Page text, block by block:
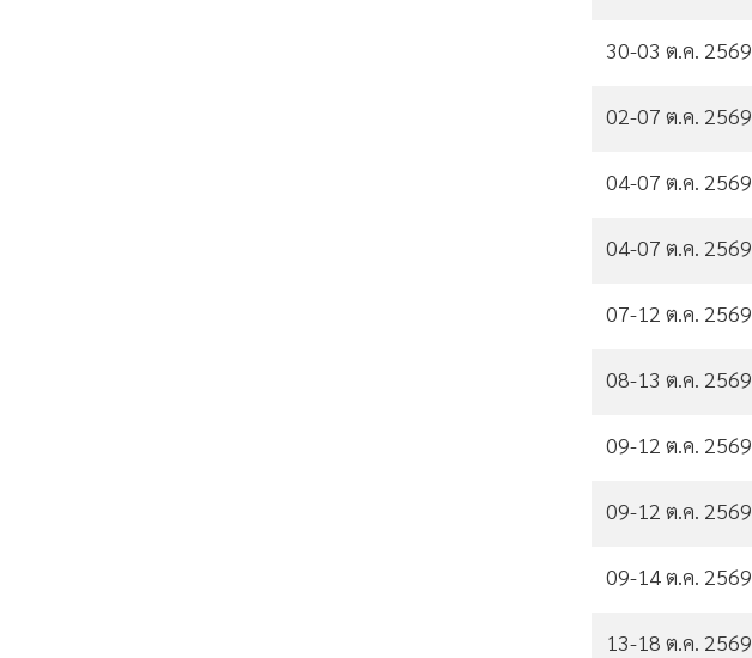
30-03 ต.ค. 2569
02-07 ต.ค. 2569
04-07 ต.ค. 2569
04-07 ต.ค. 2569
07-12 ต.ค. 2569
08-13 ต.ค. 2569
09-12 ต.ค. 2569
09-12 ต.ค. 2569
09-14 ต.ค. 2569
13-18 ต.ค. 2569